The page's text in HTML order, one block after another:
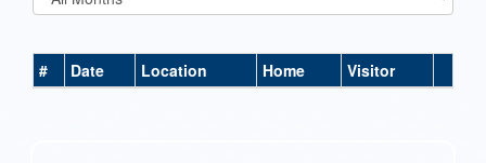
# Date Location Home Visitor